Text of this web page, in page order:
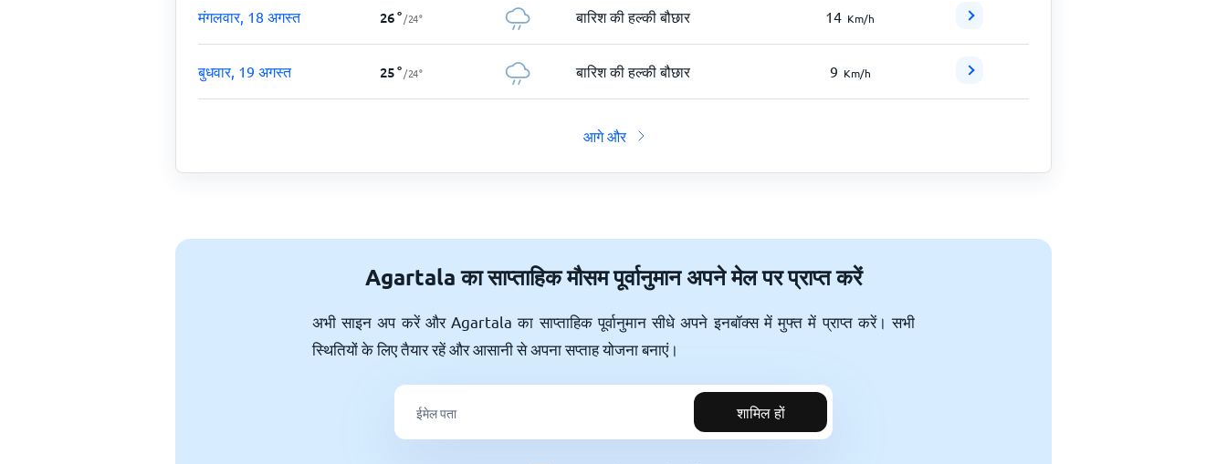
मंगलवार, 18 अगस्त 26° /24° बारिश की हल्की बौछार 14 Km/h
बुधवार, 19 अगस्त 25° /24° बारिश की हल्की बौछार 9 Km/h
आगे और
Agartala का साप्ताहिक मौसम पूर्वानुमान अपने मेल पर प्राप्त करें
अभी साइन अप करें और Agartala का साप्ताहिक पूर्वानुमान सीधे अपने इनबॉक्स में मुफ्त में प्राप्त करें। सभी
स्थितियों के लिए तैयार रहें और आसानी से अपना सप्ताह योजना बनाएं।
शामिल हों